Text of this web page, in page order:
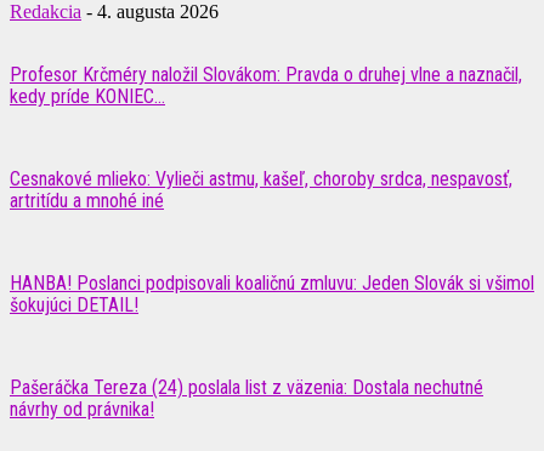
Redakcia - 4. augusta 2026
Profesor Krčméry naložil Slovákom: Pravda o druhej vlne a naznačil,
kedy príde KONIEC...
Cesnakové mlieko: Vylieči astmu, kašeľ, choroby srdca, nespavosť,
artritídu a mnohé iné
HANBA! Poslanci podpisovali koaličnú zmluvu: Jeden Slovák si všimol
šokujúci DETAIL!
Pašeráčka Tereza (24) poslala list z väzenia: Dostala nechutné
návrhy od právnika!